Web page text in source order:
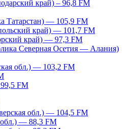
край) – 96,8 FM
Татарстан) — 105,9 FM
край) — 101,7 FM
край) — 97,3 FM
Северная Осетия — Алания)
обл.) — 103,2 FM
FM
обл.) — 104,5 FM
обл.) — 88,3 FM